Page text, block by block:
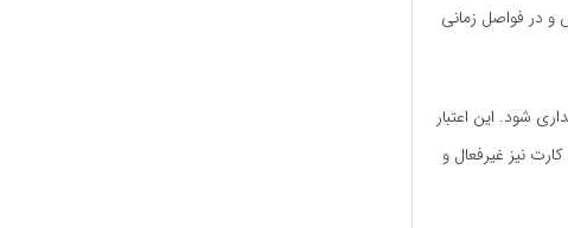
و در فواصل زمانی
شود. این اعتبار
نیز غیرفعال و